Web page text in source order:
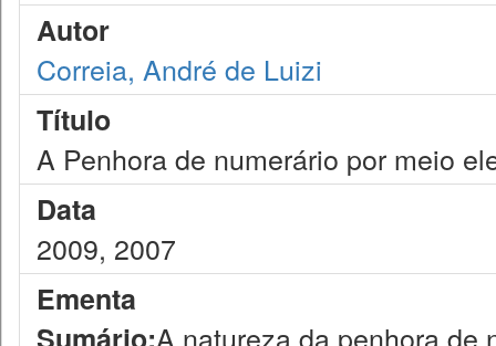
Autor
Correia, André de Luizi
Título
A Penhora de numerário por meio
Data
2009, 2007
Ementa
A natureza da penhora de